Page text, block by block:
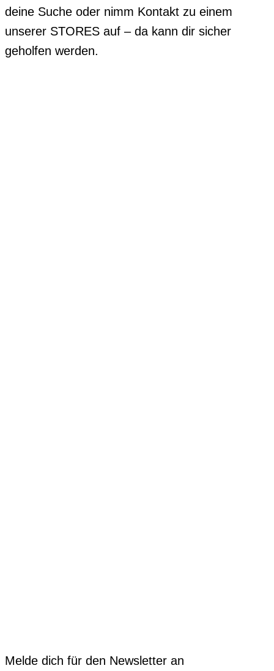
deine Suche oder nimm Kontakt zu einem
unserer STORES auf – da kann dir sicher
geholfen werden.
Melde dich für den Newsletter an